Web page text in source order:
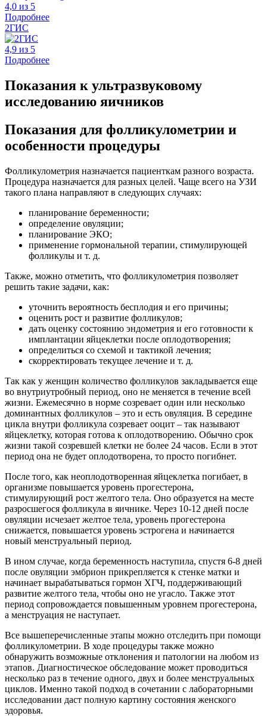
4,0 из 5
Подробнее
2ГИС
4,9 из 5
Подробнее
Показания к ультразвуковому
исследованию яичников
Показания для фолликулометрии и
особенности процедуры
Фолликулометрия назначается пациенткам разного возраста.
Процедура назначается для разных целей. Чаще всего на УЗИ
такого плана направляют в следующих случаях:
планирование беременности;
определение овуляции;
планирование ЭКО;
применение гормональной терапии, стимулирующей
фолликулы и т. д.
Также, можно отметить, что фолликулометрия позволяет
решить такие задачи, как:
уточнить вероятность бесплодия и его причины;
оценить рост и развитие фолликулов;
дать оценку состоянию эндометрия и его готовности к
имплантации яйцеклетки после оплодотворения;
определиться со схемой и тактикой лечения;
скорректировать текущее лечение и т. д.
Так как у женщин количество фолликулов закладывается еще
во внутриутробный период, оно не меняется в течение всей
жизни. Ежемесячно в норме созревает один или несколько
доминантных фолликулов – это и есть овуляция. В середине
цикла внутри фолликула созревает ооцит – так называют
яйцеклетку, которая готова к оплодотворению. Обычно срок
жизни такой созревшей клетки не более 24 часов. Если в этот
период она не будет оплодотворена, то просто погибнет.
После того, как неоплодотворенная яйцеклетка погибает, в
организме повышается уровень прогестерона,
стимулирующий рост желтого тела. Оно образуется на месте
разросшегося фолликула в яичнике. Через 10-12 дней после
овуляции исчезает желтое тела, уровень прогестерона
снижается, повышается уровень эстрогена и начинается
новый менструальный период.
В ином случае, когда беременность наступила, спустя 6-8 дней
после овуляции эмбрион прикрепляется к стенке матки и
начинает вырабатываться гормон ХГЧ, поддерживающий
развитие желтого тела, чтобы оно не угасло. Также этот
период сопровождается повышенным уровнем прогестерона,
а менструация не наступает.
Все вышеперечисленные этапы можно отследить при помощи
фолликулометрии. В ходе процедуры также можно
обнаружить возможные отклонения и патологии на любом из
этапов. Диагностическое обследование может проводиться
несколько раз в течение одного, двух и более менструальных
циклов. Именно такой подход в сочетании с лабораторными
исследовании даст полную картину состояния женского
здоровья.